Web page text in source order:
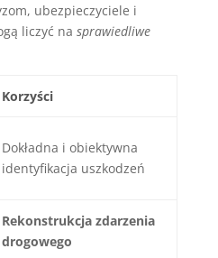
ubezpieczyciele i
liczyć na sprawiedliwe
Korzyści
Dokładna i obiektywna
identyfikacja uszkodzeń
Rekonstrukcja zdarzenia
drogowego